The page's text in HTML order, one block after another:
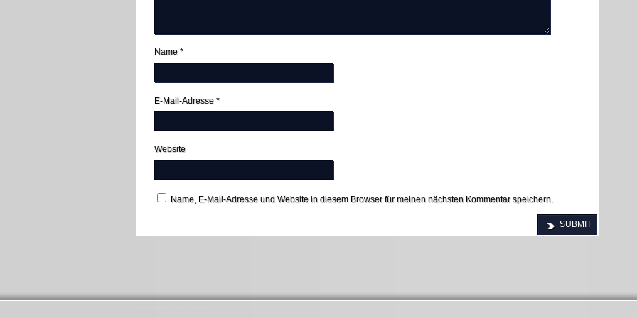
Name *
E-Mail-Adresse *
Website
Name, E-Mail-Adresse und Website in diesem Browser für meinen nächsten Kommentar speichern.